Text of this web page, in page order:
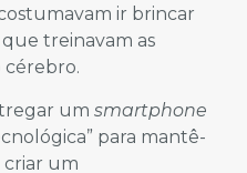
ir brincar
treinavam as
cérebro.
um smartphone
para mantê-
criar um